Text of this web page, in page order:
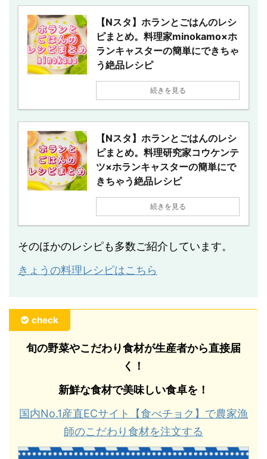
【Nスタ】ホランとごはんのレシ
ピまとめ。料理家minokamo×ホ
ランキャスターの簡単にできちゃ
う絶品レシピ
続きを見る
【Nスタ】ホランとごはんのレシ
ピまとめ。料理研究家コウケンテ
ツ×ホランキャスターの簡単にで
きちゃう絶品レシピ
続きを見る
そのほかのレシピも多数ご紹介しています。
きょうの料理レシピはこちら
check
旬の野菜やこだわり食材が生産者から直接届
く！
新鮮な食材で美味しい食卓を！
国内No.1産直ECサイト【食べチョク】で農家漁
師のこだわり食材を注文する